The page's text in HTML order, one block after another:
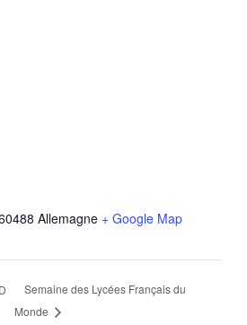
Allemagne + Google Map
Semaine des Lycées Français du
Monde